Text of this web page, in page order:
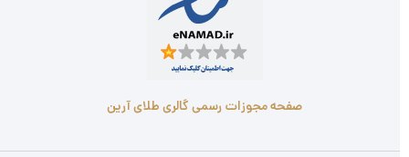
صفحه مجوزات رسمی گالری طلای آرین